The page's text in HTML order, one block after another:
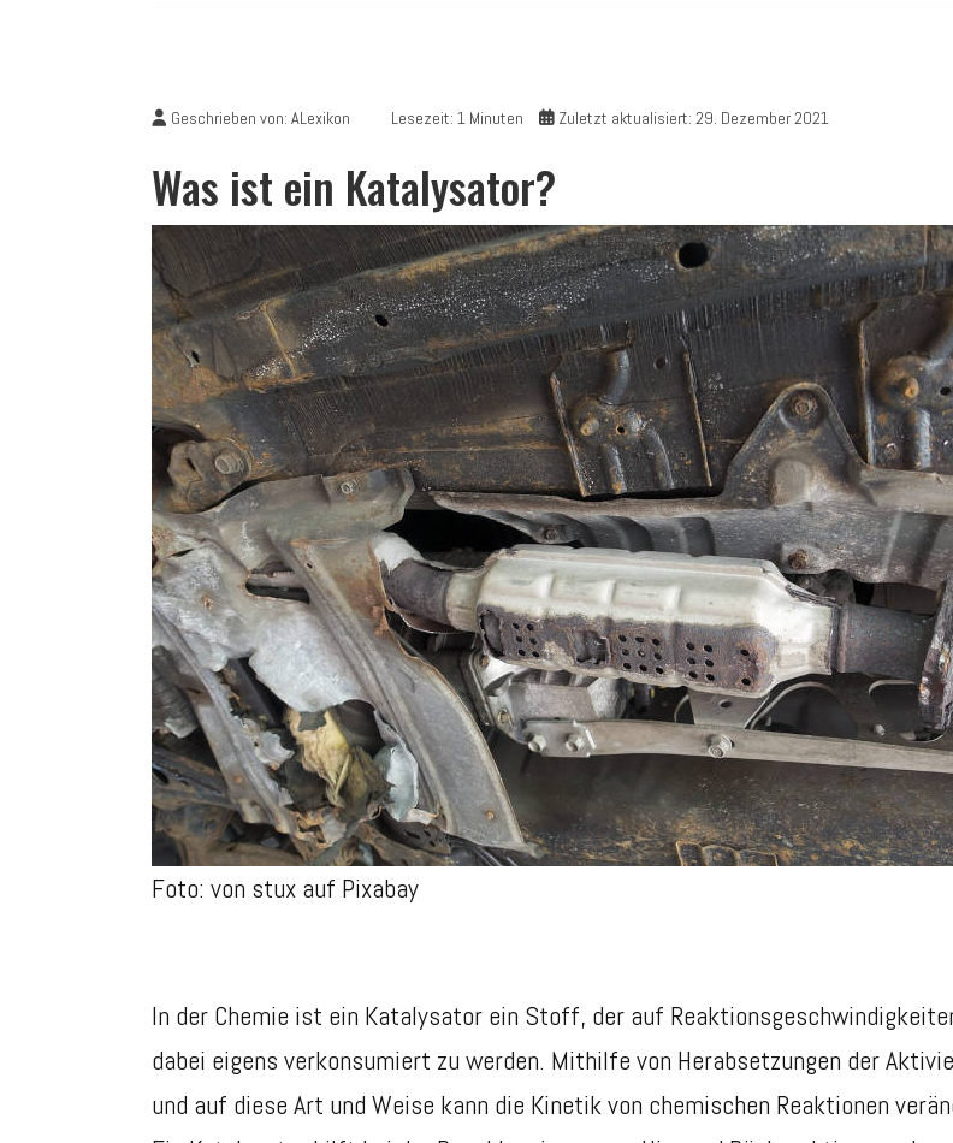
Geschrieben von: ALexikon Lesezeit: 1 Minuten Zuletzt aktualisiert: 29. Dezember 2021
Was ist ein Katalysator?
Foto: von stux auf Pixabay
In der Chemie ist ein Katalysator ein Stoff, der auf
dabei eigens verkonsumiert zu werden. Mithilfe von Herabsetzungen der
und auf diese Art und Weise kann die Kinetik von chemischen Reaktionen